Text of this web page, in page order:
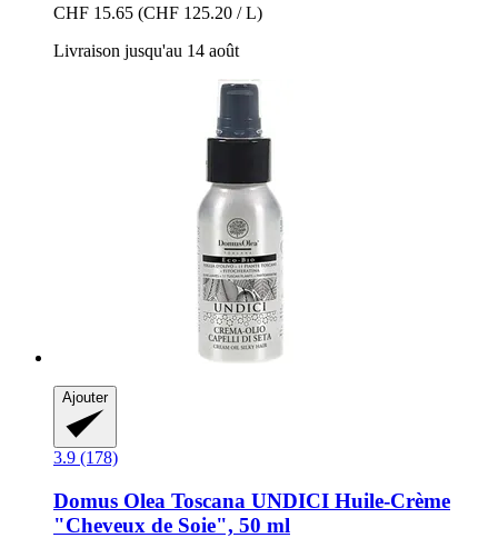
CHF 15.65 (CHF 125.20 / L)
Livraison jusqu'au 14 août
Ajouter
3.9 (178)
Domus Olea Toscana UNDICI Huile-​Crème
"Cheveux de Soie", 50 ml